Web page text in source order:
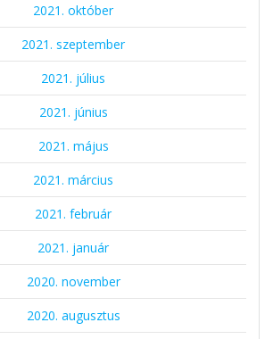
2021. október
2021. szeptember
2021. július
2021. június
2021. május
2021. március
2021. február
2021. január
2020. november
2020. augusztus